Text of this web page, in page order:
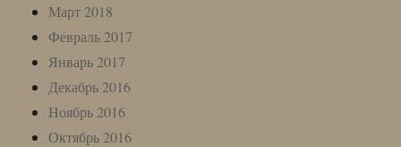
Март 2018
Февраль 2017
Январь 2017
Декабрь 2016
Ноябрь 2016
Октябрь 2016